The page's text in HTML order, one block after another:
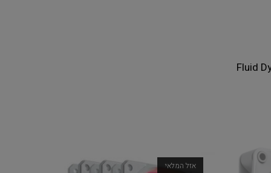
Fluid
אזל המלאי